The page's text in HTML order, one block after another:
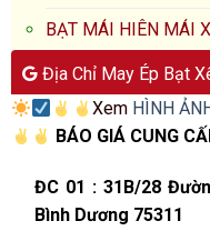
BẠT MÁI HIÊN MÁI
Địa Chỉ May Ép Bạt
Xem HÌNH
BÁO GIÁ CUNG
ĐC 01 :31B/28
Bình Dương 75311